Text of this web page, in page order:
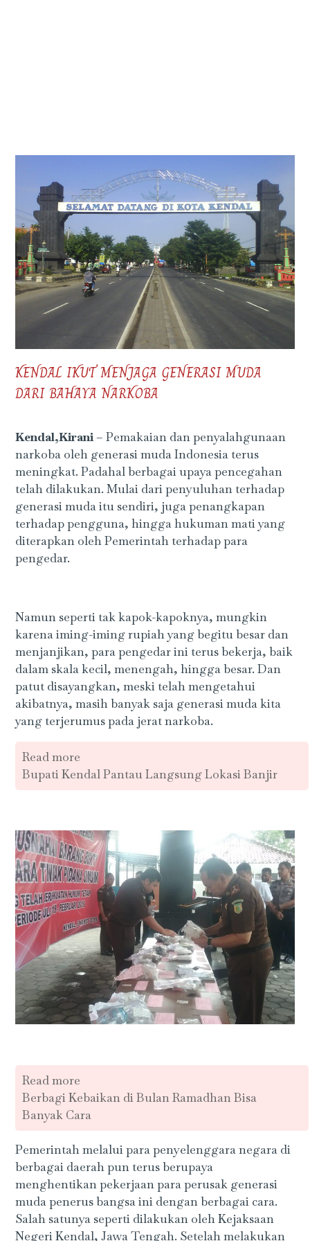
KENDAL IKUT MENJAGA GENERASI MUDA
DARI BAHAYA NARKOBA
Kendal,Kirani– Pemakaian dan penyalahgunaan
narkoba oleh generasi muda Indonesia terus
meningkat. Padahal berbagai upaya pencegahan
telah dilakukan. Mulai dari penyuluhan terhadap
generasi muda itu sendiri, juga penangkapan
terhadap pengguna, hingga hukuman mati yang
diterapkan oleh Pemerintah terhadap para
pengedar.
Namun seperti tak kapok-kapoknya, mungkin
karena iming-iming rupiah yang begitu besar dan
menjanjikan, para pengedar ini terus bekerja, baik
dalam skala kecil, menengah, hingga besar. Dan
patut disayangkan, meski telah mengetahui
akibatnya, masih banyak saja generasi muda kita
yang terjerumus pada jerat narkoba.
Read more
Bupati Kendal Pantau Langsung Lokasi Banjir
Read more
Berbagi Kebaikan di Bulan Ramadhan Bisa
Banyak Cara
Pemerintah melalui para penyelenggara negara di
berbagai daerah pun terus berupaya
menghentikan pekerjaan para perusak generasi
muda penerus bangsa ini dengan berbagai cara.
Salah satunya seperti dilakukan oleh Kejaksaan
Negeri Kendal, Jawa Tengah. Setelah melakukan